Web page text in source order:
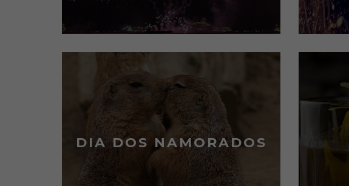
DIA DOS NAMORADOS